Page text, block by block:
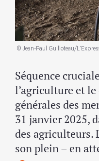
© Jean-Paul Guilloteau/
Séquence
l’agriculture et
générales des
31 janvier 2025,
des agriculteurs.
son plein – en